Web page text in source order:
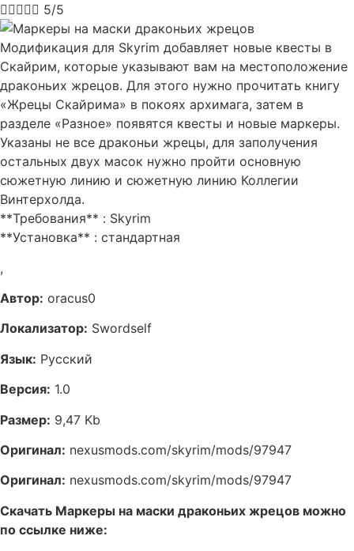
 5/5
Модификация для Skyrim добавляет новые квесты в
Скайрим, которые указывают вам на местоположение
драконьих жрецов. Для этого нужно прочитать книгу
«Жрецы Скайрима» в покоях архимага, затем в
разделе «Разное» появятся квесты и новые маркеры.
Указаны не все драконьи жрецы, для заполучения
остальных двух масок нужно пройти основную
сюжетную линию и сюжетную линию Коллегии
Винтерхолда.
**Требования** : Skyrim
**Установка** : стандартная
,
Автор: oracus0
Локализатор: Swordself
Язык: Русский
Версия: 1.0
Размер: 9,47 Kb
Оригинал: nexusmods.com/skyrim/mods/97947
Оригинал: nexusmods.com/skyrim/mods/97947
Скачать Маркеры на маски драконьих жрецов можно
по ссылке ниже: